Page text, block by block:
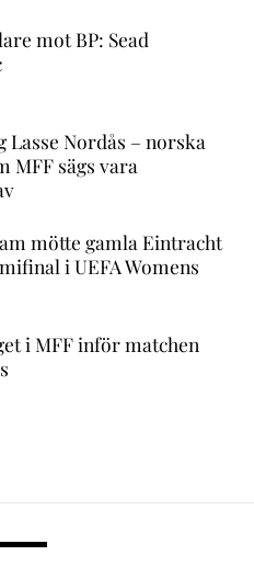
mot BP: Sead
Lasse Nordås – norska
MFF sägs vara
mötte gamla Eintracht
i UEFA Womens
i MFF inför matchen